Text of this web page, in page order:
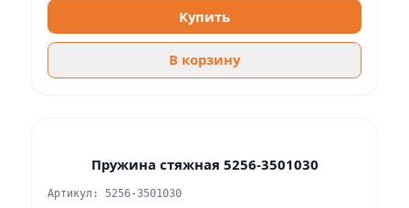
Купить
В корзину
Пружина стяжная 5256-3501030
Артикул: 5256-3501030